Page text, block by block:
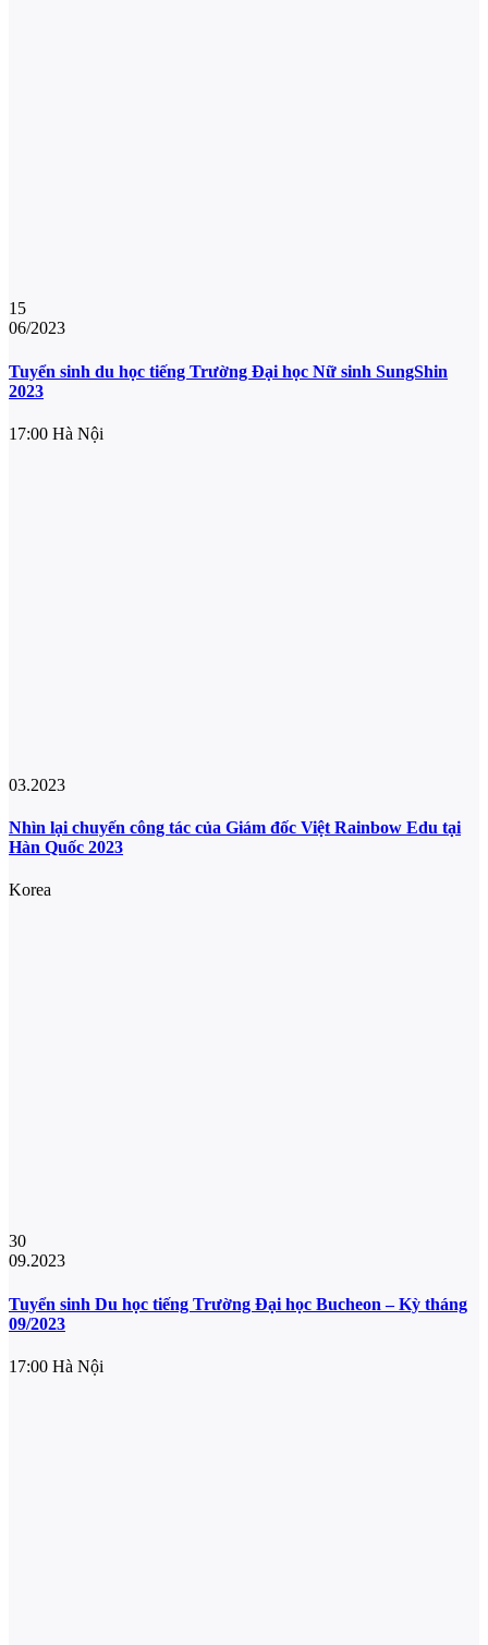
15
06/2023
Tuyển sinh du học tiếng Trường Đại học Nữ sinh SungShin
2023
17:00 Hà Nội
03.2023
Nhìn lại chuyến công tác của Giám đốc Việt Rainbow Edu tại
Hàn Quốc 2023
Korea
30
09.2023
Tuyển sinh Du học tiếng Trường Đại học Bucheon – Kỳ tháng
09/2023
17:00 Hà Nội